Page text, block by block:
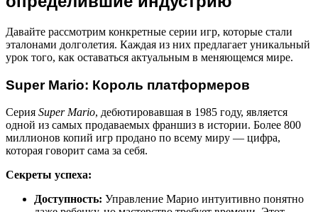
Давайте рассмотрим конкретные серии игр, которые стали
эталонами долголетия. Каждая из них предлагает уникальный
урок того, как оставаться актуальным в меняющемся мире.
Super Mario: Король платформеров
Серия Super Mario, дебютировавшая в 1985 году, является
одной из самых продаваемых франшиз в истории. Более 800
миллионов копий игр продано по всему миру — цифра,
которая говорит сама за себя.
Секреты успеха:
Доступность: Управление Марио интуитивно понятно